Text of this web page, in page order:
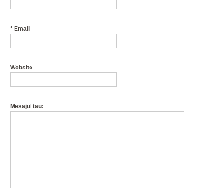
* Email
Website
Mesajul tau: